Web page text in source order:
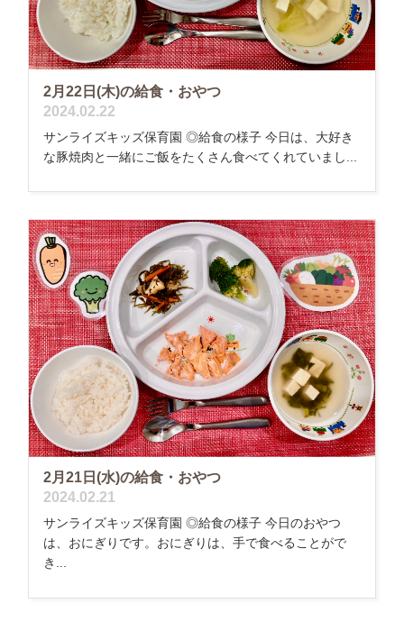
2月22日(木)の給食・おやつ
2024.02.22
サンライズキッズ保育園 ◎給食の様子 今日は、大好き
な豚焼肉と一緒にご飯をたくさん食べてくれていまし...
2月21日(水)の給食・おやつ
2024.02.21
サンライズキッズ保育園 ◎給食の様子 今日のおやつ
は、おにぎりです。おにぎりは、手で食べることがで
き...